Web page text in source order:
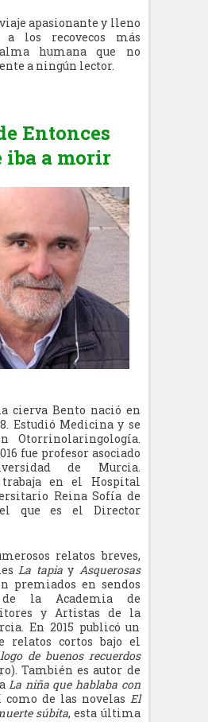
apasionante y lleno
a los recovecos más
humana que no
a ningún lector.
Entonces
iba a morir
cierva Bento nació en
Estudió Medicina y se
Otorrinolaringología.
fue profesor asociado
de Murcia.
trabaja en el Hospital
Reina Sofía de
que es el Director
relatos breves,
La tapia y Asquerosas
premiados en sendos
de la Academia de
y Artistas de la
En 2015 publicó un
relatos cortos bajo el
de buenos recuerdos
También es autor de
La niña que hablaba con
como de las novelas El
súbita, esta última